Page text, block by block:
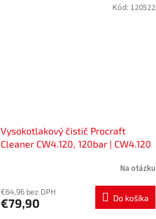
Vysokotlakový čistič Procraft
Cleaner CW4.120, 120bar | CW4.120
Na otázku
€64,96 bez DPH
€79,90 Do košíka
Kód: 120522